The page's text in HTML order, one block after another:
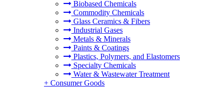
Biobased Chemicals
Commodity Chemicals
Glass Ceramics & Fibers
Industrial Gases
Metals & Minerals
Paints & Coatings
Plastics, Polymers, and Elastomers
Specialty Chemicals
Water & Wastewater Treatment
+ Consumer Goods